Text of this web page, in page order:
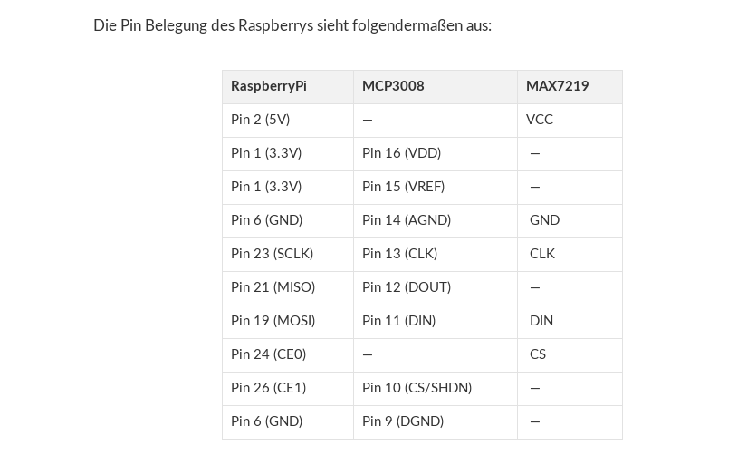
Die Pin Belegung des Raspberrys sieht folgendermaßen aus:
RaspberryPi MCP3008 MAX7219
Pin 2 (5V) — VCC
Pin 1 (3.3V) Pin 16 (VDD) —
Pin 1 (3.3V) Pin 15 (VREF) —
Pin 6 (GND) Pin 14 (AGND) GND
Pin 23 (SCLK) Pin 13 (CLK) CLK
Pin 21 (MISO) Pin 12 (DOUT) —
Pin 19 (MOSI) Pin 11 (DIN) DIN
Pin 24 (CE0) — CS
Pin 26 (CE1) Pin 10 (CS/SHDN) —
Pin 6 (GND) Pin 9 (DGND) —